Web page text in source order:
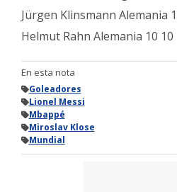
Jürgen Klinsmann Alemania
Helmut Rahn Alemania 10 10
En esta nota
Goleadores
Lionel Messi
Mbappé
Miroslav Klose
Mundial